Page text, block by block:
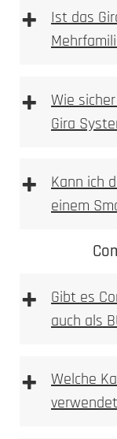
Ideal
D2100E
+
Ist das
+
Wie
Gira
+
Kann ich
einem
+
Gibt es
auch als
+
Welche